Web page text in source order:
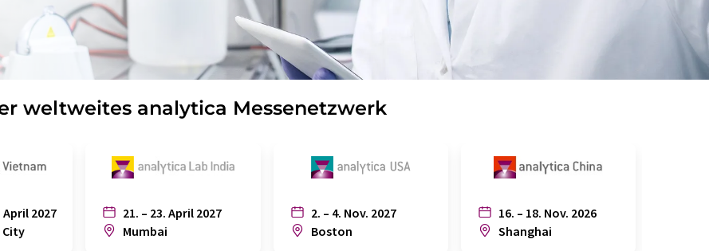
weltweites analytica Messenetzwerk
April 2027
City
21. – 23. April 2027
Mumbai
2. – 4. Nov. 2027
Boston
16. – 18. Nov. 2026
Shanghai